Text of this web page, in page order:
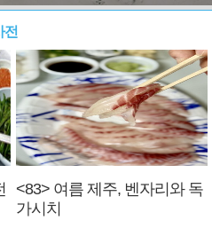
전
<83> 여름 제주, 벤자리와 독
가시치